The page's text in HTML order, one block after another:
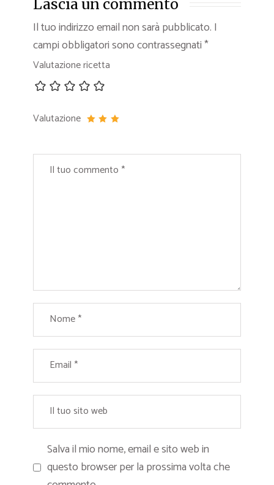
Lascia un commento
Il tuo indirizzo email non sarà pubblicato. I
campi obbligatori sono contrassegnati*
Valutazione ricetta
Valutazione
Salva il mio nome, email e sito web in
questo browser per la prossima volta che